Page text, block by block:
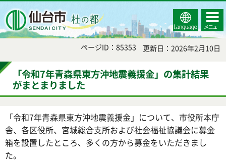
Select
Language
コンテ
ンツメ
ニュー
ページID：85353 更新日：2026年2月10日
「令和7年青森県東方沖地震義援金」の集計結果
がまとまりました
「令和7年青森県東方沖地震義援金」について、市役所本庁
舎、各区役所、宮城総合支所および社会福祉協議会に募金
箱を設置したところ、多くの方から募金をいただきまし
た。